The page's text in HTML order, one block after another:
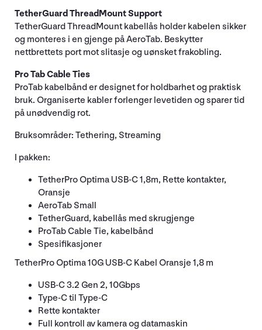
TetherGuard ThreadMount Support
TetherGuard ThreadMount kabellås holder kabelen sikker
og monteres i en gjenge på AeroTab. Beskytter
nettbrettets port mot slitasje og uønsket frakobling.
Pro Tab Cable Ties
ProTab kabelbånd er designet for holdbarhet og praktisk
bruk. Organiserte kabler forlenger levetiden og sparer tid
på unødvendig rot.
Bruksområder: Tethering, Streaming
I pakken:
TetherPro Optima USB-C 1,8m, Rette kontakter,
Oransje
AeroTab Small
TetherGuard, kabellås med skrugjenge
ProTab Cable Tie, kabelbånd
Spesifikasjoner
TetherPro Optima 10G USB-C Kabel Oransje 1,8 m
USB-C 3.2 Gen 2, 10Gbps
Type-C til Type-C
Rette kontakter
Full kontroll av kamera og datamaskin